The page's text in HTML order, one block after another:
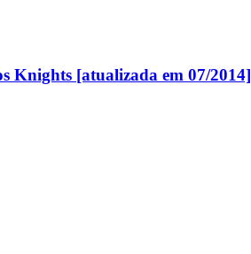
Knights [atualizada em 07/2014]